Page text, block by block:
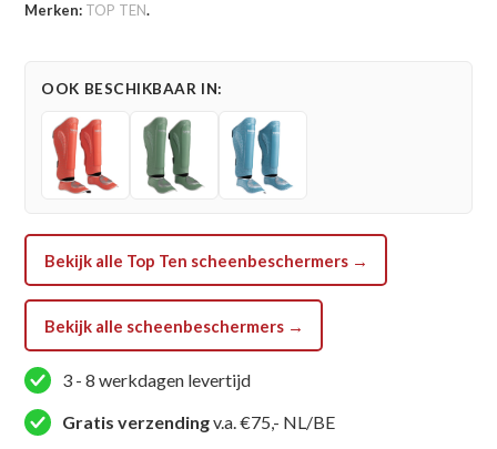
Scheen-
Superior
Bessenrood
Merken: TOP TEN.
OOK BESCHIKBAAR IN:
Bekijk alle Top Ten scheenbeschermers →
Bekijk alle scheenbeschermers →
3 - 8 werkdagen levertijd
Gratis verzendingv.a. €75,- NL/BE